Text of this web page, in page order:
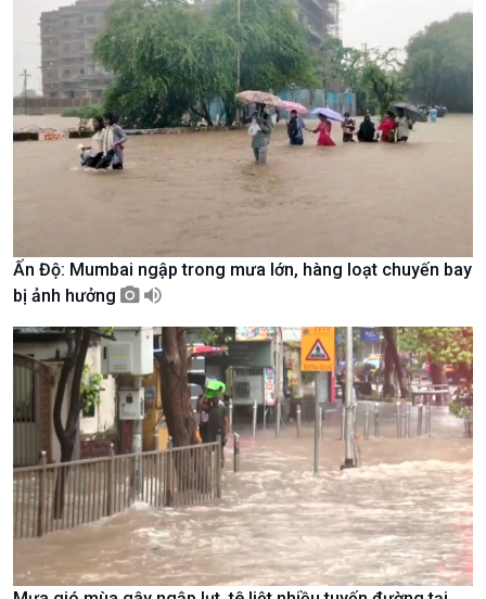
Chính trị
Tin Chính trị
Chính phủ với người dân
Quốc hội với cử tri
Xây dựng đảng
Đảng trong cuộc sống
Nhận diện sự thật
Pháp luật và đời sống
Thế giới
Vấn đề quốc tế
Hồ sơ sự kiện quốc tế
Thế giới & Việt Nam
Biên cương - Một dải vững
bền
Ấn Độ: Mumbai ngập trong mưa lớn, hàng loạt chuyến bay
bị ảnh hưởng